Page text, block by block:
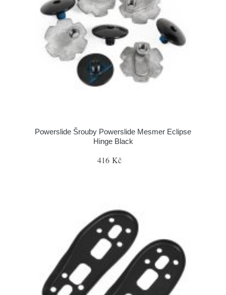
Powerslide Šrouby Powerslide Mesmer Eclipse
Hinge Black
416 Kč